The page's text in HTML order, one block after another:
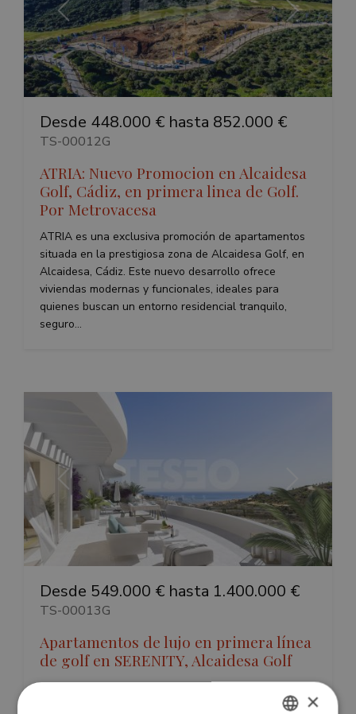
Anterior Siguiente
Desde 448.000 € hasta 852.000 €
TS-00012G
ATRIA: Nuevo Promocion en Alcaidesa
Golf, Cádiz, en primera linea de Golf.
Por Metrovacesa
ATRIA es una exclusiva promoción de apartamentos
situada en la prestigiosa zona de Alcaidesa Golf, en
Alcaidesa, Cádiz. Este nuevo desarrollo ofrece
viviendas modernas y funcionales, ideales para
quienes buscan un entorno residencial tranquilo,
seguro...
Anterior Siguiente
Desde 549.000 € hasta 1.400.000 €
TS-00013G
Apartamentos de lujo en primera línea
de golf en SERENITY, Alcaidesa Golf
En el exclusivo entorno de Alcaidesa Golf, en la
provincia de Cádiz, se presenta el nuevo desarrollo ×